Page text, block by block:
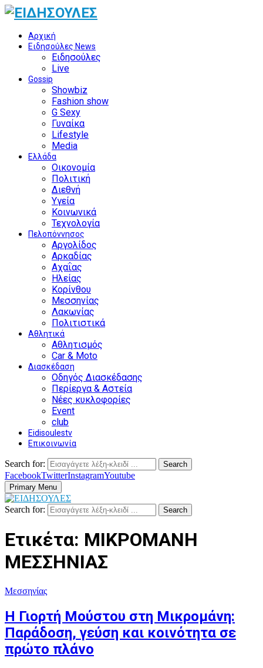
Αρχική
Ειδησούλες News
Ειδησούλες
Live
Gossip
Showbiz
Fashion show
G Sexy
Γυναίκα
Lifestyle
Media
Ελλάδα
Οικονομία
Πολιτική
Διεθνή
Υγεία
Κοινωνικά
Τεχνολογία
Πελοπόννησος
Αργολίδος
Αρκαδίας
Αχαΐας
Ηλείας
Κορίνθου
Μεσσηνίας
Λακωνίας
Πολιτιστικά
Αθλητικά
Αθλητισμός
Car & Moto
Διασκέδαση
Οδηγός Διασκέδασης
Περίεργα & Αστεία
Νέες κυκλοφορίες
Event
club
Eidisoulestv
Επικοινωνία
Search for: Search
FacebookTwitterInstagramYoutube
Primary Menu
Search for: Search
Ετικέτα: ΜΙΚΡΟΜΑΝΗ
ΜΕΣΣΗΝΙΑΣ
Μεσσηνίας
Η Γιορτή Μούστου στη Μικρομάνη:
Παράδοση, γεύση και κοινότητα σε
πρώτο πλάνο